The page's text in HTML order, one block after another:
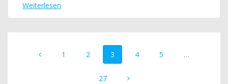
Weiterlesen
Navigation
Seite
1 Seite
2 Seite
3 Seite
4 Seite
5 …
Seite
27